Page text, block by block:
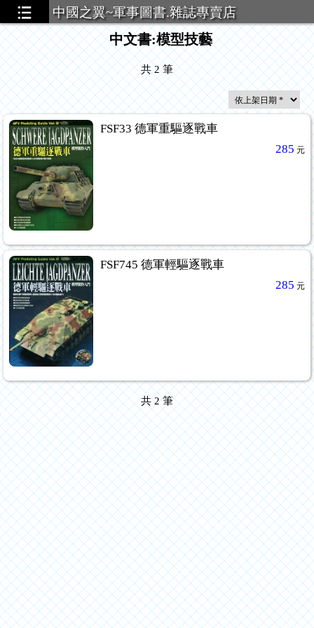
中國之翼~軍事圖書.雜誌專賣店
中文書:模型技藝
共2筆
FSF33 德軍重驅逐戰車
285 元
FSF745 德軍輕驅逐戰車
285 元
共2筆